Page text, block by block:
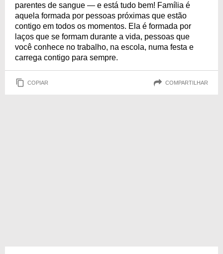
parentes de sangue — e está tudo bem! Família é
aquela formada por pessoas próximas que estão
contigo em todos os momentos. Ela é formada por
laços que se formam durante a vida, pessoas que
você conhece no trabalho, na escola, numa festa e
carrega contigo para sempre.
COPIAR COMPARTILHAR